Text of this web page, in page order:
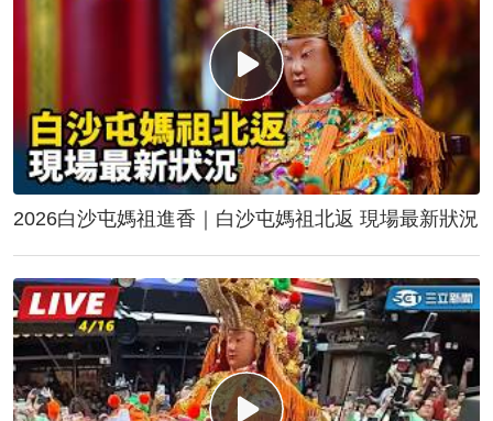
2026白沙屯媽祖進香｜白沙屯媽祖北返 現場最新狀況